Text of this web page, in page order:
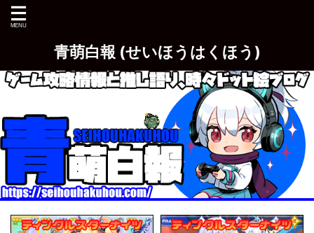
青萌白報 (せいほうはくほう)